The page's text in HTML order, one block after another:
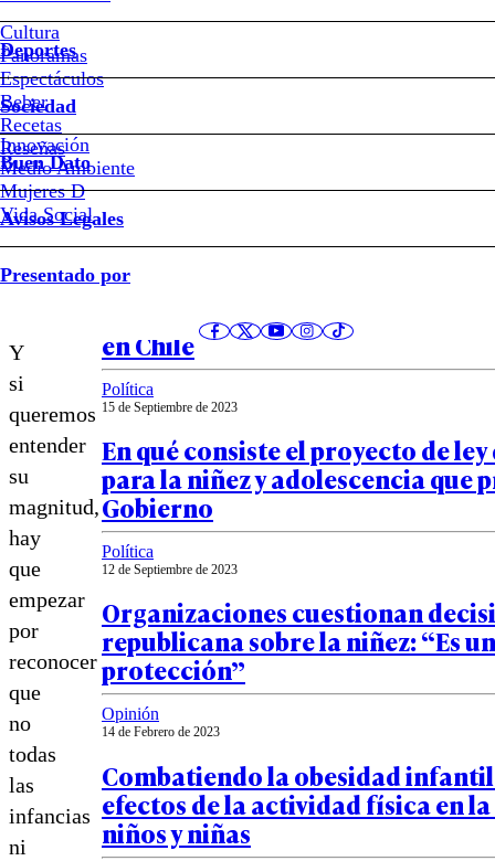
Cultura
Panoramas
Espectáculos
Beber
Recetas
Reseñas
Deportes
Sociedad
Innovación
Medio Ambiente
Mujeres D
Vida Social
Buen Dato
Avisos Legales
Presentado por
Hoy
Chile
tiene
no
una,
sino
generaciones
Y
si
queremos
entender
su
magnitud,
hay
que
empezar
por
reconocer
que
no
todas
las
infancias
ni
Notas relacionadas
18 de Marzo de 2024
Desafíos y avances para la
en Chile
Política
15 de Septiembre de 2023
En qué consiste el proyecto de
para la niñez y adolescencia que
Gobierno
Política
12 de Septiembre de 2023
Organizaciones cuestionan
republicana sobre la niñez: “Es
protección”
Opinión
14 de Febrero de 2023
Combatiendo la obesidad
efectos de la actividad física en
niños y niñas